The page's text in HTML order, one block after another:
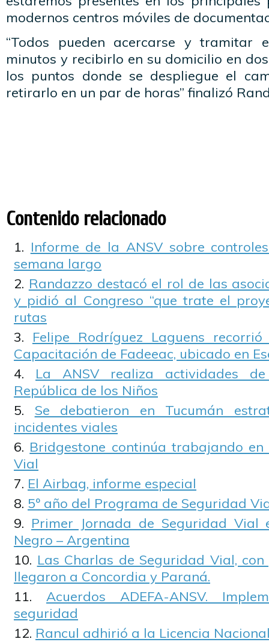
modernos centros móviles de
“Todos pueden acercarse y tramitar
minutos y recibirlo en su domicilio en
los puntos donde se despliegue el
retirarlo en un par de horas” finalizó
Contenido relacionado
Informe de la ANSV sobre
semana largo
Randazzo destacó el rol de las
y pidió al Congreso “que trate el
rutas
Felipe Rodríguez Laguens
Capacitación de Fadeeac, ubicado en
La ANSV realiza actividades
República de los Niños
Se debatieron en Tucumán
incidentes viales
Bridgestone continúa trabajando
Vial
El Airbag, informe especial
5º año del Programa de Seguridad
Primer Jornada de Seguridad Vial
Negro – Argentina
Las Charlas de Seguridad Vial,
llegaron a Concordia y Paraná.
Acuerdos ADEFA-ANSV.
seguridad
Rancul adhirió a la Licencia